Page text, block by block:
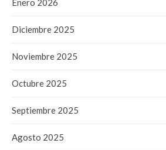
Enero 2026
Diciembre 2025
Noviembre 2025
Octubre 2025
Septiembre 2025
Agosto 2025